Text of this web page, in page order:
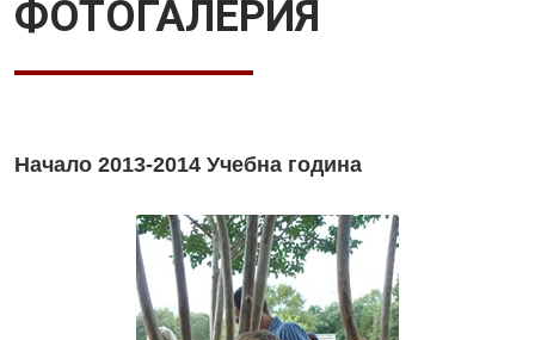
ФОТОГАЛЕРИЯ
Начало 2013-2014 Учебна година